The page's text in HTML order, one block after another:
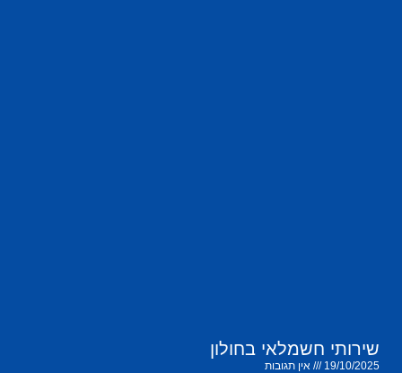
שירותי חשמלאי בחולון
19/10/2025 אין תגובות